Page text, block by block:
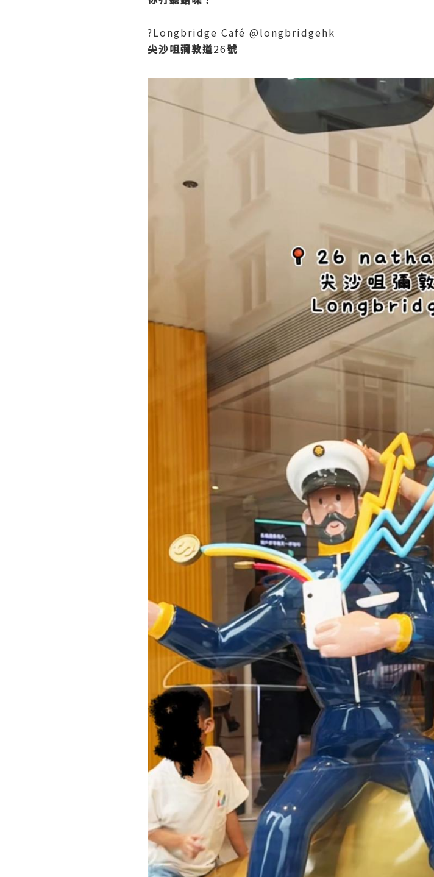
?Longbridge Café @longbridgehk
尖沙咀彌敦道26號